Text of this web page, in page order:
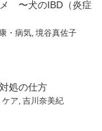
〜犬のIBD（炎症
・病気 境谷真佐子
処の仕方
ケア 吉川奈美紀